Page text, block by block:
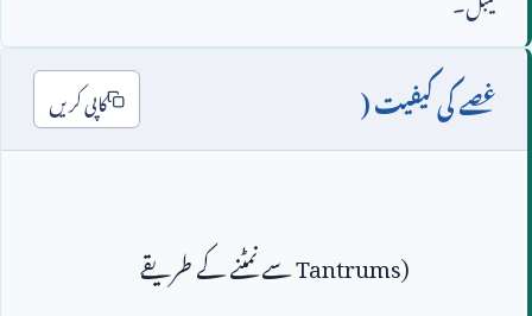
غصے کی کیفیت ( کاپی کریں
Tantrums)